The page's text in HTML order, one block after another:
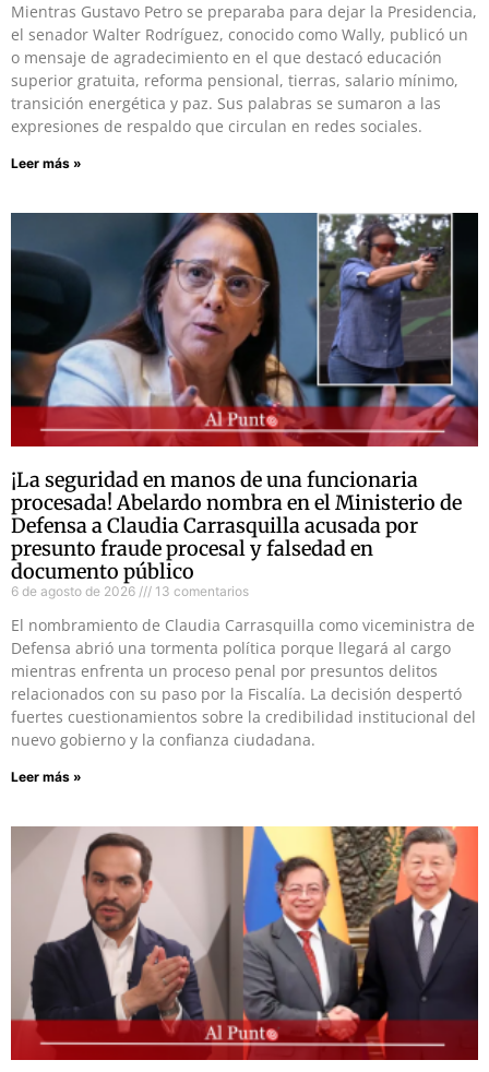
Mientras Gustavo Petro se preparaba para dejar la Presidencia,
el senador Walter Rodríguez, conocido como Wally, publicó un
o mensaje de agradecimiento en el que destacó educación
superior gratuita, reforma pensional, tierras, salario mínimo,
transición energética y paz. Sus palabras se sumaron a las
expresiones de respaldo que circulan en redes sociales.
Leer más »
¡La seguridad en manos de una funcionaria
procesada! Abelardo nombra en el Ministerio de
Defensa a Claudia Carrasquilla acusada por
presunto fraude procesal y falsedad en
documento público
6 de agosto de 2026 13 comentarios
El nombramiento de Claudia Carrasquilla como viceministra de
Defensa abrió una tormenta política porque llegará al cargo
mientras enfrenta un proceso penal por presuntos delitos
relacionados con su paso por la Fiscalía. La decisión despertó
fuertes cuestionamientos sobre la credibilidad institucional del
nuevo gobierno y la confianza ciudadana.
Leer más »